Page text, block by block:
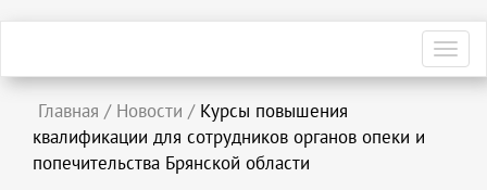
Главная / Новости / Курсы повышения
квалификации для сотрудников органов опеки и
попечительства Брянской области